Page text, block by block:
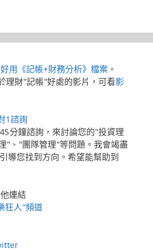
用《記帳+財務分析》檔案 。
理財"記帳"好處的影片，可看影
1諮詢
分鐘諮詢，來討論您的"投資理
"、"團隊管理"等問題。我會竭盡
導您找到方向。希望能幫助到
連結
狂人"頻道